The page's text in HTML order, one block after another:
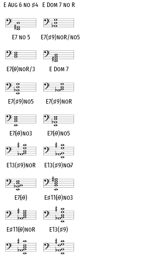
E Aug 6 no♯4 E Dom 7 no R
E7 no 5 E7(♯9)noR/no5
E7(♭9)noR/3 E Dom 7
E7(♯9)no5 E7(♯9)noR
E7(♭9)no3 E7(♭9)no5
E13(♯9)noR E13(♯9)no♭7
E7(♭9) E♯11(♭9)no3
E♯11(♭9)noR E13(♯9)